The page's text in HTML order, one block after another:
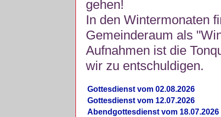
gehen!
In den Wintermonaten
Gemeinderaum als
Aufnahmen ist die
wir zu entschuldigen.
Gottesdienst vom 02.08.2026
Gottesdienst vom 12.07.2026
Abendgottesdienst vom 18.07.2026